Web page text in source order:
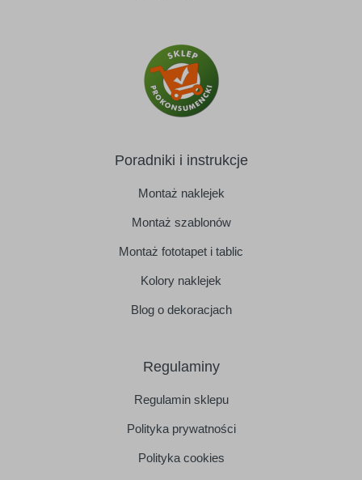
Poradniki i instrukcje
Montaż naklejek
Montaż szablonów
Montaż fototapet i tablic
Kolory naklejek
Blog o dekoracjach
Regulaminy
Regulamin sklepu
Polityka prywatności
Polityka cookies